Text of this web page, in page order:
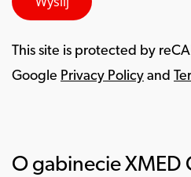
This site is protected by
Google Privacy Policy and
O gabinecie XMED